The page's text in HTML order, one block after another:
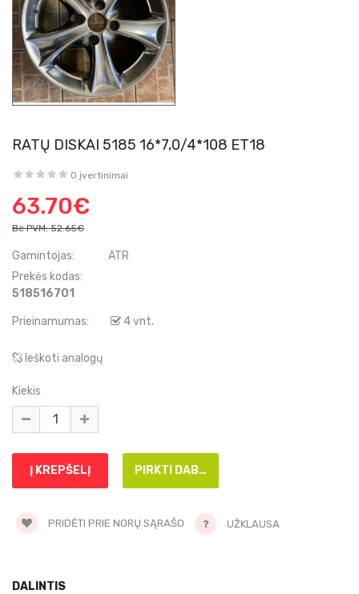
RATŲ DISKAI 5185 16*7,0/4*108 ET18
0 įvertinimai
63.70€
Be PVM: 52.65€
Gamintojas:
ATR
Prekės kodas:
518516701
Prieinamumas: 4 vnt.
Ieškoti analogų
Kiekis
PRIDĖTI PRIE NORŲ SĄRAŠO UŽKLAUSA
DALINTIS